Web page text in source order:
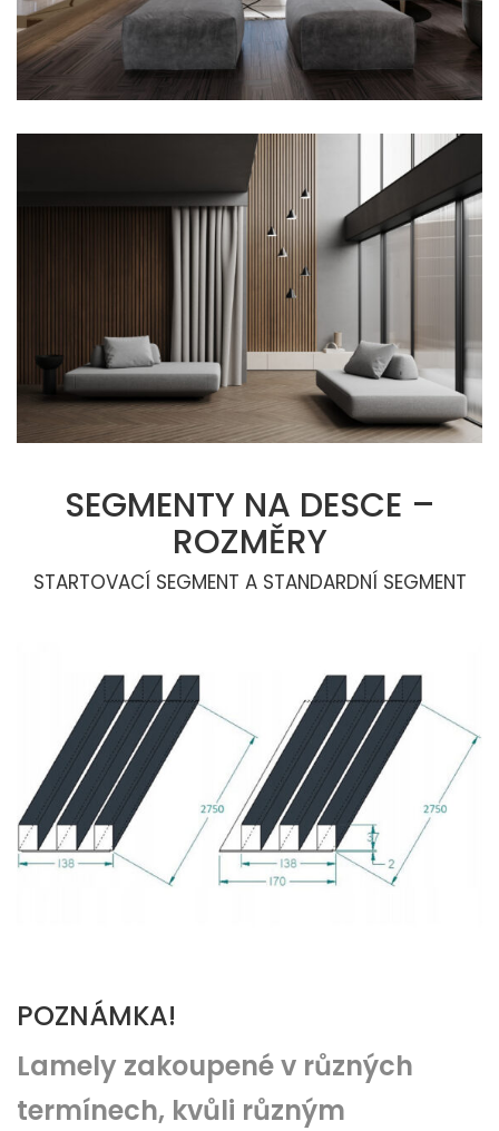
SEGMENTY NA DESCE –
ROZMĚRY
STARTOVACÍ SEGMENT A STANDARDNÍ SEGMENT
POZNÁMKA!
Lamely zakoupené v různých
termínech, kvůli různým